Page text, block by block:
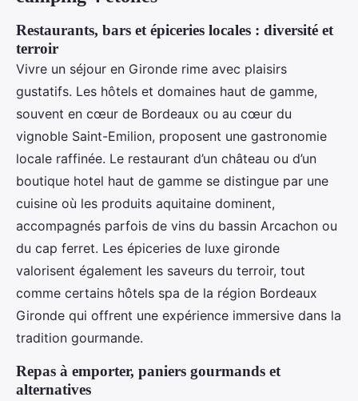
Restaurants, bars et épiceries locales : diversité et
terroir
Vivre un séjour en Gironde rime avec plaisirs
gustatifs. Les hôtels et domaines haut de gamme,
souvent en cœur de Bordeaux ou au cœur du
vignoble Saint-Emilion, proposent une gastronomie
locale raffinée. Le restaurant d’un château ou d’un
boutique hotel haut de gamme se distingue par une
cuisine où les produits aquitaine dominent,
accompagnés parfois de vins du bassin Arcachon ou
du cap ferret. Les épiceries de luxe gironde
valorisent également les saveurs du terroir, tout
comme certains hôtels spa de la région Bordeaux
Gironde qui offrent une expérience immersive dans la
tradition gourmande.
Repas à emporter, paniers gourmands et
alternatives